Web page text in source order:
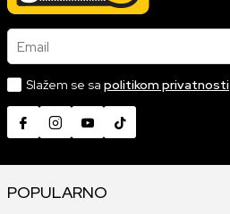
Email
Slažem se sa politikom privatnosti
POPULARNO